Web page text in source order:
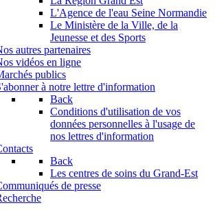
L'Agence de l'eau Seine Normandie
Le Ministère de la Ville, de la
Jeunesse et des Sports
autres partenaires
vidéos en ligne
publics
à notre lettre d'information
Back
Conditions d'utilisation de vos
données personnelles à l'usage de
nos lettres d'information
Back
Les centres de soins du Grand-Est
de presse